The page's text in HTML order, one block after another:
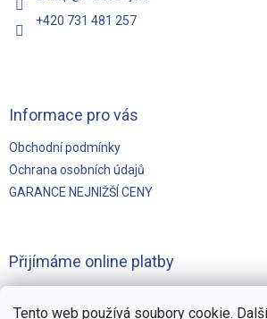
Tento web používá soubory cookie.
+420 731 481 257
Informace pro vás
Obchodní podmínky
Ochrana osobních údajů
GARANCE NEJNIŽŠÍ CENY
Přijímáme online platby